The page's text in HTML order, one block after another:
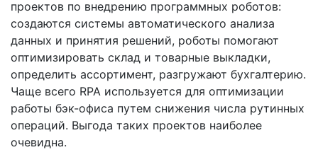
проектов по внедрению программных роботов:
создаются системы автоматического анализа
данных и принятия решений, роботы помогают
оптимизировать склад и товарные выкладки,
определить ассортимент, разгружают бухгалтерию.
Чаще всего RPA используется для оптимизации
работы бэк­-офиса путем снижения числа рутинных
операций. Выгода таких проектов наиболее
очевидна.